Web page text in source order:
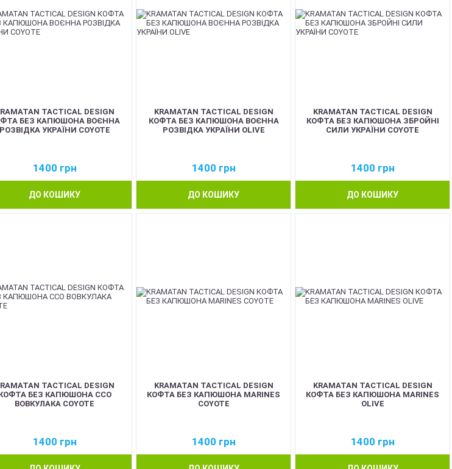
TACTICAL DESIGN
БЕЗ КАПЮШОНА ВОЄННА
РОЗВІДКА УКРАЇНИ COYOTE
1400 грн
ДО КОШИКУ
KRAMATAN TACTICAL DESIGN
КОФТА БЕЗ КАПЮШОНА ВОЄННА
РОЗВІДКА УКРАЇНИ OLIVE
1400 грн
ДО КОШИКУ
KRAMATAN TACTICAL DESIGN
КОФТА БЕЗ КАПЮШОНА ЗБРОЙНІ
СИЛИ УКРАЇНИ COYOTE
1400 грн
ДО КОШИКУ
TACTICAL DESIGN
БЕЗ КАПЮШОНА ССО
ВОВКУЛАКА COYOTE
1400 грн
KRAMATAN TACTICAL DESIGN
КОФТА БЕЗ КАПЮШОНА MARINES
COYOTE
1400 грн
KRAMATAN TACTICAL DESIGN
КОФТА БЕЗ КАПЮШОНА MARINES
OLIVE
1400 грн